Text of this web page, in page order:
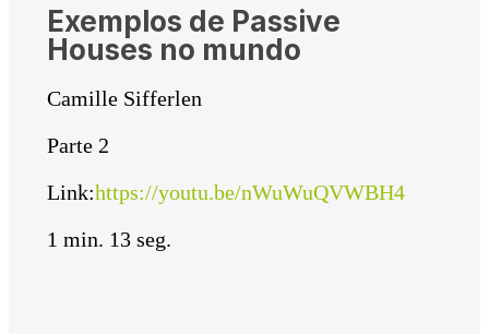
Exemplos de Passive
Houses no mundo
Camille Sifferlen
Parte 2
Link:https://youtu.be/nWuWuQVWBH4
1 min. 13 seg.